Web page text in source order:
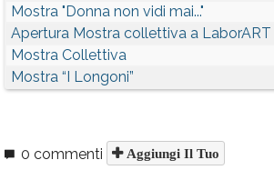
Mostra "Donna non vidi mai..."
Apertura Mostra collettiva a LaborART
Mostra Collettiva
Mostra “I Longoni”
0 commenti Aggiungi Il Tuo